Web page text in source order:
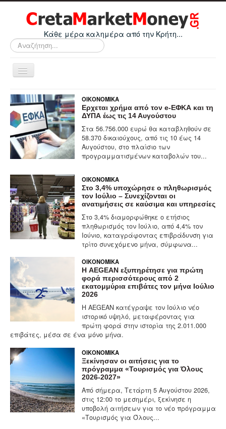
Κάθε μέρα καλημέρα από την Κρήτη...
Αναζήτηση...
Εναλλαγή
πλοήγησης
Home
Οικονομικά
Κρήτη
Ελλάδα
Κόσμος
Απόψεις
Τεχνολογία
Υγεία
Αθλητικά
Βίντεο
Συνταγές
ΟΙΚΟΝΟΜΙΚΆ
Ερχεται χρήμα από τον e-ΕΦΚΑ και τη
ΔΥΠΑ έως τις 14 Αυγούστου
Στα 56.756.000 ευρώ θα καταβληθούν σε
58.370 δικαιούχους, από τις 10 έως 14
Αυγούστου, στο πλαίσιο των
προγραμματισμένων καταβολών του...
ΟΙΚΟΝΟΜΙΚΆ
Στο 3,4% υποχώρησε ο πληθωρισμός
τον Ιούλιο – Συνεχίζονται οι
ανατιμήσεις σε καύσιμα και υπηρεσίες
Στο 3,4% διαμορφώθηκε ο ετήσιος
πληθωρισμός τον Ιούλιο, από 4,4% τον
Ιούνιο, καταγράφοντας επιβράδυνση για
τρίτο συνεχόμενο μήνα, σύμφωνα...
ΟΙΚΟΝΟΜΙΚΆ
Η AEGEAN εξυπηρέτησε για πρώτη
φορά περισσότερους από 2
εκατομμύρια επιβάτες τον μήνα Ιούλιο
2026
Η AEGEAN κατέγραψε τον Ιούλιο νέο
ιστορικό υψηλό, μεταφέροντας για
πρώτη φορά στην ιστορία της 2.011.000
επιβάτες, μέσα σε ένα μόνο μήνα.
ΟΙΚΟΝΟΜΙΚΆ
Ξεκίνησαν οι αιτήσεις για το
πρόγραμμα «Τουρισμός για Όλους
2026-2027»
Από σήμερα, Τετάρτη 5 Αυγούστου 2026,
στις 12:00 το μεσημέρι, ξεκίνησε η
υποβολή αιτήσεων για το νέο πρόγραμμα
«Τουρισμός για Όλους...